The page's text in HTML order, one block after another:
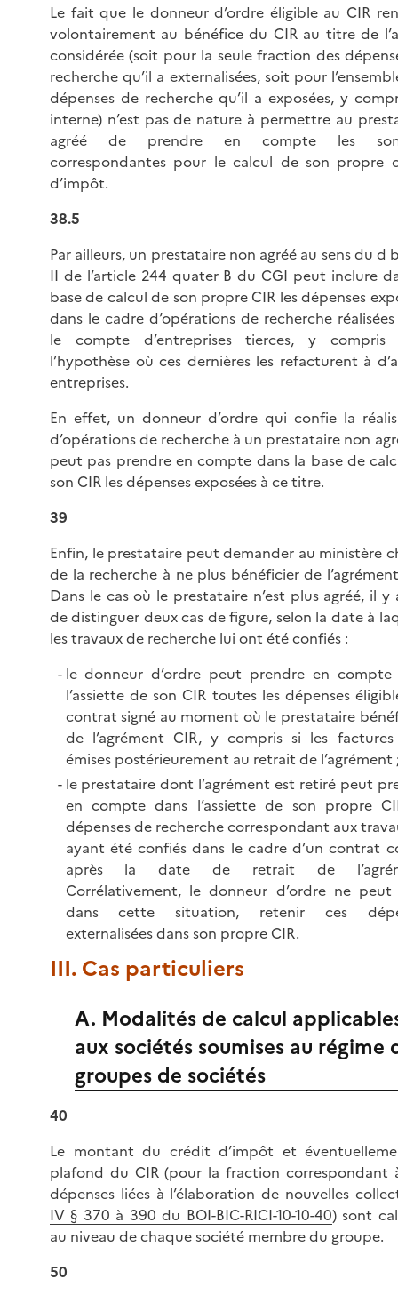
Le fait que le donneur d’ordre éligible au CIR
volontairement au bénéfice du CIR au titre de
considérée (soit pour la seule fraction des
recherche qu’il a externalisées, soit pour
dépenses de recherche qu’il a exposées, y
interne) n’est pas de nature à permettre au
agréé de prendre en compte les
correspondantes pour le calcul de son propre
d’impôt.
38.5
Par ailleurs, un prestataire non agréé au sens du d
II de l’article 244 quater B du CGI peut inclure
base de calcul de son propre CIR les dépenses
dans le cadre d’opérations de recherche
le compte d’entreprises tierces, y compris
l’hypothèse où ces dernières les refacturent à
entreprises.
En effet, un donneur d’ordre qui confie la
d’opérations de recherche à un prestataire non
peut pas prendre en compte dans la base de
son CIR les dépenses exposées à ce titre.
39
Enfin, le prestataire peut demander au ministère
de la recherche à ne plus bénéficier de
Dans le cas où le prestataire n’est plus agréé, il y
de distinguer deux cas de figure, selon la date à
les travaux de recherche lui ont été confiés :
le donneur d’ordre peut prendre en compte
l’assiette de son CIR toutes les dépenses
contrat signé au moment où le prestataire
de l’agrément CIR, y compris si les
émises postérieurement au retrait de l’agrément
le prestataire dont l’agrément est retiré peut
en compte dans l’assiette de son propre
dépenses de recherche correspondant aux
ayant été confiés dans le cadre d’un contrat
après la date de retrait de
Corrélativement, le donneur d’ordre ne peut
dans cette situation, retenir ces
externalisées dans son propre CIR.
III. Cas particuliers
A. Modalités de calcul
aux sociétés soumises au régime
groupes de sociétés
40
Le montant du crédit d’impôt et
plafond du CIR (pour la fraction correspondant
dépenses liées à l’élaboration de nouvelles
IV § 370 à 390 du BOI-BIC-RICI-10-10-40) sont
au niveau de chaque société membre du groupe.
50